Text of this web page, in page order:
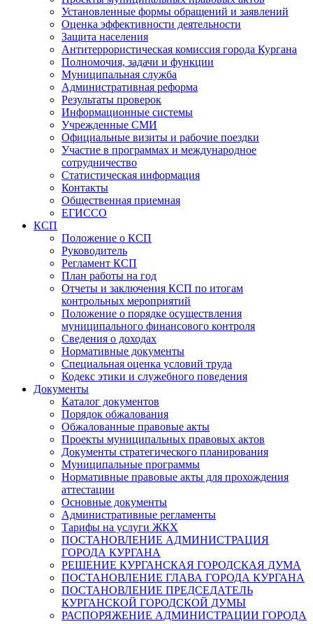
Установленные формы обращений и заявлений
Оценка эффективности деятельности
Защита населения
Антитеррористическая комиссия города Кургана
Полномочия, задачи и функции
Муниципальная служба
Административная реформа
Результаты проверок
Информационные системы
Учрежденные СМИ
Официальные визиты и рабочие поездки
Участие в программах и международное
сотрудничество
Статистическая информация
Контакты
Общественная приемная
ЕГИССО
КСП
Положение о КСП
Руководитель
Регламент КСП
План работы на год
Отчеты и заключения КСП по итогам
контрольных мероприятий
Положение о порядке осуществления
муниципального финансового контроля
Сведения о доходах
Нормативные документы
Специальная оценка условий труда
Кодекс этики и служебного поведения
Документы
Каталог документов
Порядок обжалования
Обжалованные правовые акты
Проекты муниципальных правовых актов
Документы стратегического планирования
Муниципальные программы
Нормативные правовые акты для прохождения
аттестации
Основные документы
Административные регламенты
Тарифы на услуги ЖКХ
ПОСТАНОВЛЕНИЕ АДМИНИСТРАЦИЯ
ГОРОДА КУРГАНА
РЕШЕНИЕ КУРГАНСКАЯ ГОРОДСКАЯ ДУМА
ПОСТАНОВЛЕНИЕ ГЛАВА ГОРОДА КУРГАНА
ПОСТАНОВЛЕНИЕ ПРЕДСЕДАТЕЛЬ
КУРГАНСКОЙ ГОРОДСКОЙ ДУМЫ
РАСПОРЯЖЕНИЕ АДМИНИСТРАЦИИ ГОРОДА